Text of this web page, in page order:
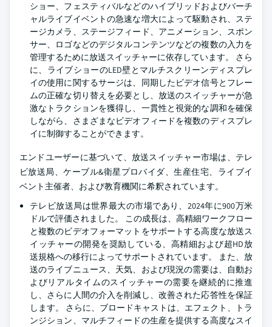
ショー、フェスティバルなどのハイブリッドおよびバーチ
ャルライブイベントの急速な増大によって駆動され、ステ
ージカメラ、ステージフィード、アニメーション、スポン
サー、ロゴなどのデジタルコンテンツなどの複数の入力を
管理するために放送スイッチャーに依存しています。 さら
に、ライブショーのLED壁とマルチスクリーンディスプレ
イの使用に関するサージは、同期したビデオ信号とフレー
ムの正確な切り替えを必要とし、放送のスイッチャーが急
激なトラクションを獲得し、一貫性と視覚的な調和を確保
しながら、さまざまなビデオフィードを複数のディスプレ
イに制御することができます。
エンドユーザーに基づいて、放送スイッチャー市場は、テレ
ビ放送局、ケーブル&衛星プロバイダ、生産住宅、ライブイ
ベント主催者、および教育機関に希釈されています。
テレビ放送局は世界最大の市場であり、2024年に900万米
ドルで評価されました。 この成長は、高精細ワークフロー
と複数のビデオフォーマットをサポートする高度な放送ス
イッチャーの開発を奨励している、高精細および超HD放
送規格への移行によってサポートされています。 また、放
送のライブニュース、天気、および現況の需要は、自動お
よびリアルタイムのスイッチャーの需要を継続的に推進
し、さらに人間の介入を削減し、改善された応答性を保証
します。 さらに、ブロードキャストは、エフェクト、トラ
ンジション、マルチフィードの生産を提供する高度なスイ